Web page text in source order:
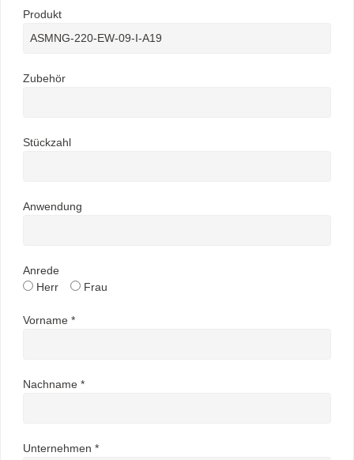
Produkt
Zubehör
Stückzahl
Anwendung
Anrede
Herr
Frau
Vorname *
Nachname *
Unternehmen *